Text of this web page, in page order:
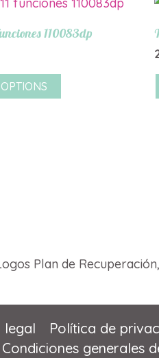
110083dp
legal Política de
Condiciones generales